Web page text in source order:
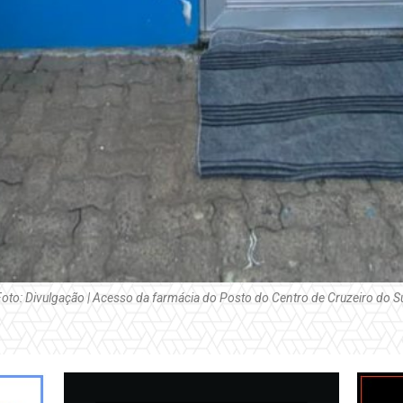
Divulgação | Acesso da farmácia do Posto do Centro de Cruzeiro do